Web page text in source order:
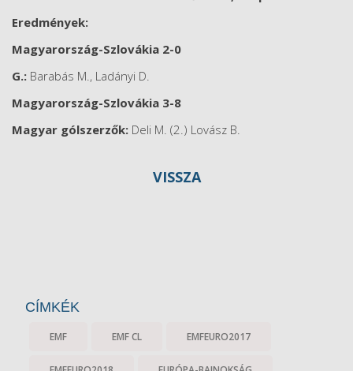
Eredmények:
Magyarország-Szlovákia 2-0
G.: Barabás M., Ladányi D.
Magyarország-Szlovákia 3-8
Magyar gólszerzők: Deli M. (2.) Lovász B.
VISSZA
CÍMKÉK
EMF EMF CL EMFEURO2017